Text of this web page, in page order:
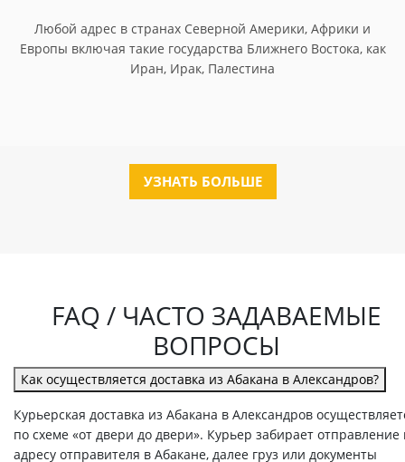
Любой адрес в странах Северной Америки, Африки и
Европы включая такие государства Ближнего Востока, как
Иран, Ирак, Палестина
УЗНАТЬ БОЛЬШЕ
FAQ / ЧАСТО ЗАДАВАЕМЫЕ
ВОПРОСЫ
Как осуществляется доставка из Абакана в Александров?
Курьерская доставка из Абакана в Александров
по схеме «от двери до двери». Курьер забирает отправление
адресу отправителя в Абакане, далее груз или документы